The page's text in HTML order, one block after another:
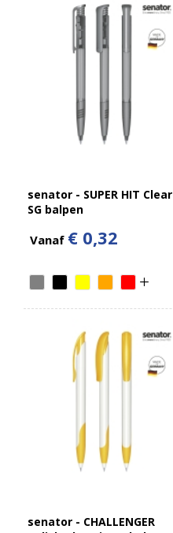
senator - SUPER HIT Clear
SG balpen
Vanaf € 0,32
senator - CHALLENGER